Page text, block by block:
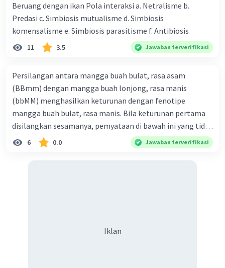
Beruang dengan ikan Pola interaksi a. Netralisme b.
Predasi c. Simbiosis mutualisme d. Simbiosis
komensalisme e. Simbiosis parasitisme f. Antibiosis
11 3.5 Jawaban terverifikasi
Persilangan antara mangga buah bulat, rasa asam
(BBmm) dengan mangga buah lonjong, rasa manis
(bbMM) menghasilkan keturunan dengan fenotipe
mangga buah bulat, rasa manis. Bila keturunan pertama
disilangkan sesamanya, pemyataan di bawah ini yang tidak
benar mengenai keturunan yang dihasilkan dari
6 0.0 Jawaban terverifikasi
Iklan